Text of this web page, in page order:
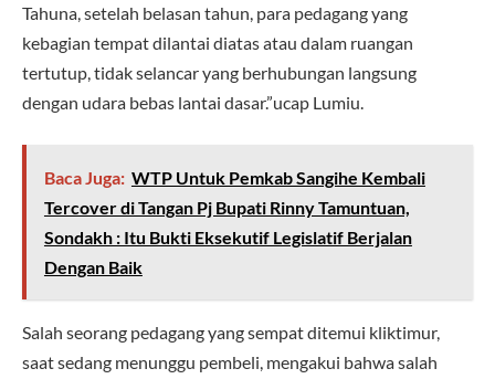
Tahuna, setelah belasan tahun, para pedagang yang
kebagian tempat dilantai diatas atau dalam ruangan
tertutup, tidak selancar yang berhubungan langsung
dengan udara bebas lantai dasar.”ucap Lumiu.
Baca Juga: WTP Untuk Pemkab Sangihe Kembali
Tercover di Tangan Pj Bupati Rinny Tamuntuan,
Sondakh : Itu Bukti Eksekutif Legislatif Berjalan
Dengan Baik
Salah seorang pedagang yang sempat ditemui kliktimur,
saat sedang menunggu pembeli, mengakui bahwa salah